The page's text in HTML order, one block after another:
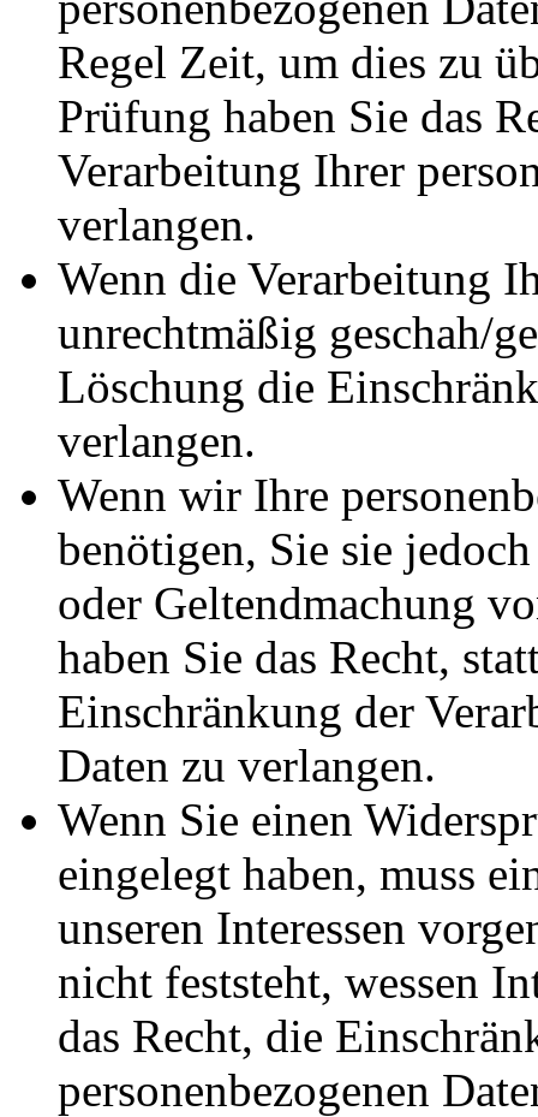
Regel Zeit, um dies zu
Prüfung haben Sie das
Verarbeitung Ihrer
verlangen.
Wenn die Verarbeitung
unrechtmäßig geschah/
Löschung die
verlangen.
Wenn wir Ihre
benötigen, Sie sie
oder Geltendmachung
haben Sie das Recht,
Einschränkung der
Daten zu verlangen.
Wenn Sie einen
eingelegt haben, muss
unseren Interessen
nicht feststeht, wessen
das Recht, die
personenbezogenen